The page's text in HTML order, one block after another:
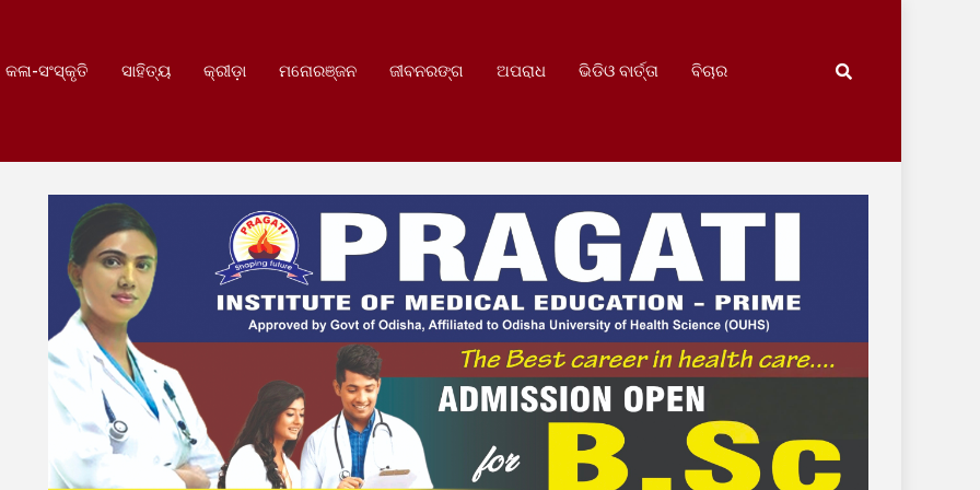
କଳା-ସଂସ୍କୃତି ସାହିତ୍ୟ କ୍ରୀଡ଼ା ମନୋରଞ୍ଜନ ଜୀବନରଙ୍ଗ ଅପରାଧ ଭିଡିଓ ବାର୍ତ୍ତା ବିଚାର